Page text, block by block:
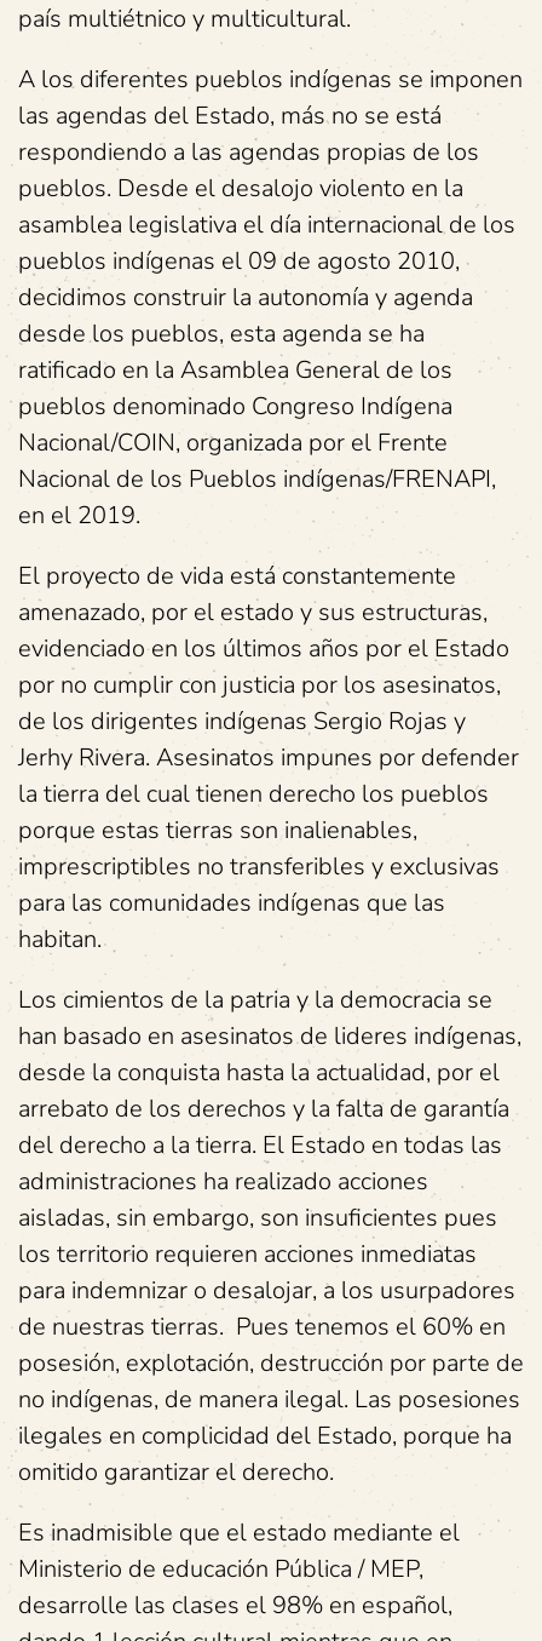
país multiétnico y multicultural.
A los diferentes pueblos indígenas se imponen
las agendas del Estado, más no se está
respondiendo a las agendas propias de los
pueblos. Desde el desalojo violento en la
asamblea legislativa el día internacional de los
pueblos indígenas el 09 de agosto 2010,
decidimos construir la autonomía y agenda
desde los pueblos, esta agenda se ha
ratificado en la Asamblea General de los
pueblos denominado Congreso Indígena
Nacional/COIN, organizada por el Frente
Nacional de los Pueblos indígenas/FRENAPI,
en el 2019.
El proyecto de vida está constantemente
amenazado, por el estado y sus estructuras,
evidenciado en los últimos años por el Estado
por no cumplir con justicia por los asesinatos,
de los dirigentes indígenas Sergio Rojas y
Jerhy Rivera. Asesinatos impunes por defender
la tierra del cual tienen derecho los pueblos
porque estas tierras son inalienables,
imprescriptibles no transferibles y exclusivas
para las comunidades indígenas que las
habitan.
Los cimientos de la patria y la democracia se
han basado en asesinatos de lideres indígenas,
desde la conquista hasta la actualidad, por el
arrebato de los derechos y la falta de garantía
del derecho a la tierra. El Estado en todas las
administraciones ha realizado acciones
aisladas, sin embargo, son insuficientes pues
los territorio requieren acciones inmediatas
para indemnizar o desalojar, a los usurpadores
de nuestras tierras. Pues tenemos el 60% en
posesión, explotación, destrucción por parte de
no indígenas, de manera ilegal. Las posesiones
ilegales en complicidad del Estado, porque ha
omitido garantizar el derecho.
Es inadmisible que el estado mediante el
Ministerio de educación Pública / MEP,
desarrolle las clases el 98% en español,